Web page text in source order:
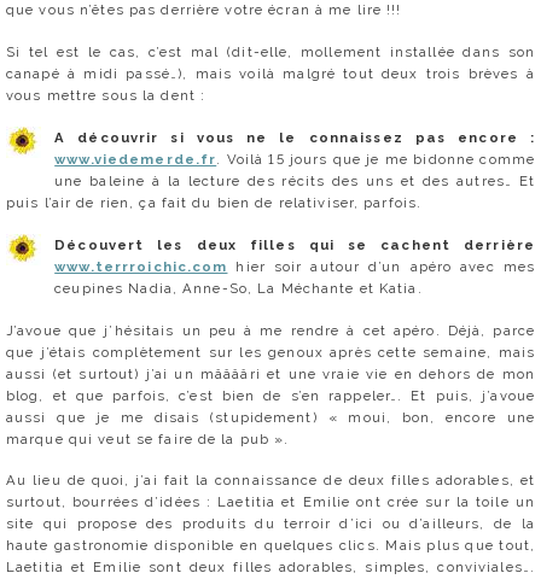
que vous n’êtes pas derrière votre écran à me lire !!!
Si tel est le cas, c’est mal (dit-elle, mollement installée dans son
canapé à midi passé…), mais voilà malgré tout deux trois brèves à
vous mettre sous la dent :
A découvrir si vous ne le connaissez pas encore :
www.viedemerde.fr. Voilà 15 jours que je me bidonne comme
une baleine à la lecture des récits des uns et des autres… Et
puis l’air de rien, ça fait du bien de relativiser, parfois.
Découvert les deux filles qui se cachent derrière
www.terrroichic.com
hier soir autour d’un apéro avec mes
ceupines Nadia, Anne-So, La Méchante et Katia.
J’avoue que j’hésitais un peu à me rendre à cet apéro. Déjà, parce
que j’étais complètement sur les genoux après cette semaine, mais
aussi (et surtout) j’ai un mââââri et une vraie vie en dehors de mon
blog, et que parfois, c’est bien de s’en rappeler…. Et puis, j’avoue
aussi que je me disais (stupidement) « moui, bon, encore une
marque qui veut se faire de la pub ».
Au lieu de quoi, j’ai fait la connaissance de deux filles adorables, et
surtout, bourrées d’idées : Laetitia et Emilie ont crée sur la toile un
site qui propose des produits du terroir d’ici ou d’ailleurs, de la
haute gastronomie disponible en quelques clics. Mais plus que tout,
Laetitia et Emilie sont deux filles adorables, simples, conviviales….